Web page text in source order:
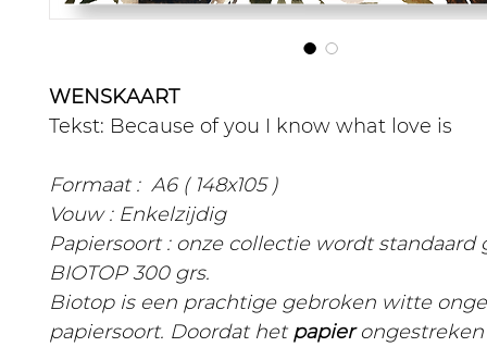
WENSKAART
Tekst: Because of you I know what love is
Formaat : A6 ( 148x105 )
Vouw : Enkelzijdig
Papiersoort : onze collectie wordt standaard
BIOTOP 300 grs.
Biotop is een prachtige gebroken witte
papiersoort. Doordat het papierongestreken